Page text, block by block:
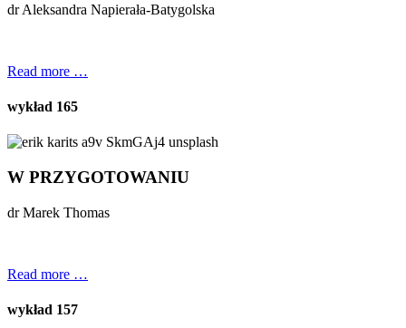
dr Aleksandra Napierała-Batygolska
Read more …
wykład 165
W PRZYGOTOWANIU
dr Marek Thomas
Read more …
wykład 157